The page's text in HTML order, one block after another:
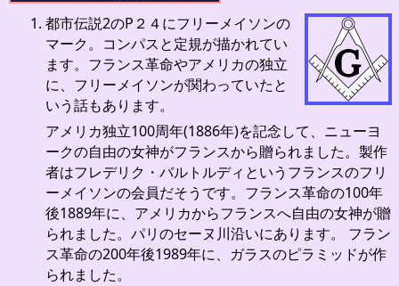
都市伝説2のP２４にフリーメイソンの
マーク。コンパスと定規が描かれてい
ます。フランス革命やアメリカの独立
に、フリーメイソンが関わっていたと
いう話もあります。
アメリカ独立100周年(1886年)を記念して、ニューヨ
ークの自由の女神がフランスから贈られました。製作
者はフレデリク・バルトルディというフランスのフリ
ーメイソンの会員だそうです。フランス革命の100年
後1889年に、アメリカからフランスへ自由の女神が贈
られました。パリのセーヌ川沿いにあります。 フラン
ス革命の200年後1989年に、ガラスのピラミッドが作
られました。